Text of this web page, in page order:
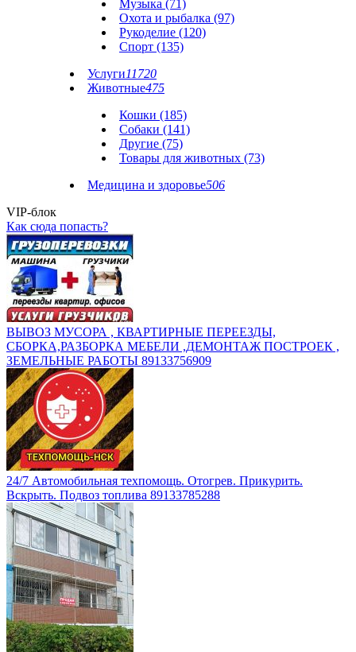
Музыка (71)
Охота и рыбалка (97)
Рукоделие (120)
Спорт (135)
Услуги11720
Животные475
Кошки (185)
Собаки (141)
Другие (75)
Товары для животных (73)
Медицина и здоровье506
VIP-блок
Как сюда попасть?
ВЫВОЗ МУСОРА , КВАРТИРНЫЕ ПЕРЕЕЗДЫ,
СБОРКА,РАЗБОРКА МЕБЕЛИ ,ДЕМОНТАЖ ПОСТРОЕК ,
ЗЕМЕЛЬНЫЕ РАБОТЫ 89133756909
24/7 Автомобильная техпомощь. Отогрев. Прикурить.
Вскрыть. Подвоз топлива 89133785288